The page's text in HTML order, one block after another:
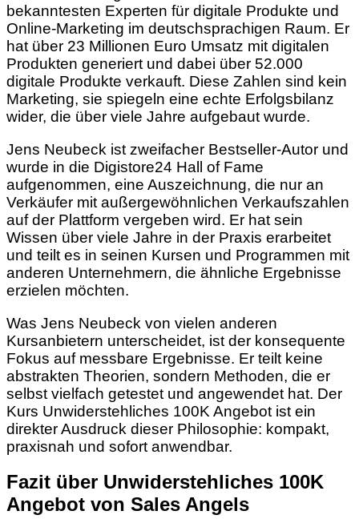
bekanntesten Experten für digitale Produkte und
Online-Marketing im deutschsprachigen Raum. Er
hat über 23 Millionen Euro Umsatz mit digitalen
Produkten generiert und dabei über 52.000
digitale Produkte verkauft. Diese Zahlen sind kein
Marketing, sie spiegeln eine echte Erfolgsbilanz
wider, die über viele Jahre aufgebaut wurde.
Jens Neubeck ist zweifacher Bestseller-Autor und
wurde in die Digistore24 Hall of Fame
aufgenommen, eine Auszeichnung, die nur an
Verkäufer mit außergewöhnlichen Verkaufszahlen
auf der Plattform vergeben wird. Er hat sein
Wissen über viele Jahre in der Praxis erarbeitet
und teilt es in seinen Kursen und Programmen mit
anderen Unternehmern, die ähnliche Ergebnisse
erzielen möchten.
Was Jens Neubeck von vielen anderen
Kursanbietern unterscheidet, ist der konsequente
Fokus auf messbare Ergebnisse. Er teilt keine
abstrakten Theorien, sondern Methoden, die er
selbst vielfach getestet und angewendet hat. Der
Kurs Unwiderstehliches 100K Angebot ist ein
direkter Ausdruck dieser Philosophie: kompakt,
praxisnah und sofort anwendbar.
Fazit über Unwiderstehliches 100K
Angebot von Sales Angels